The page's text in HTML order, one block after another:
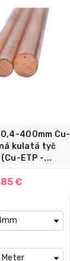
400mm Cu-
kulatá tyč
ETP -...
€